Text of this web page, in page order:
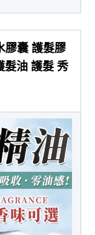
膠囊 護髮膠
髮油 護髮 秀